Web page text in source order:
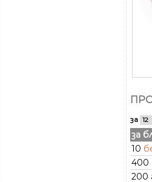
за
за
10
400
200